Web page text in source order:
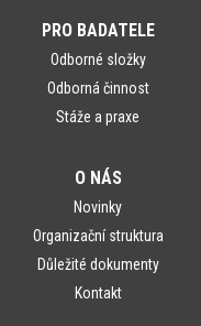
PRO BADATELE
Odborné složky
Odborná činnost
Stáže a praxe
O NÁS
Novinky
Organizační struktura
Důležité dokumenty
Kontakt